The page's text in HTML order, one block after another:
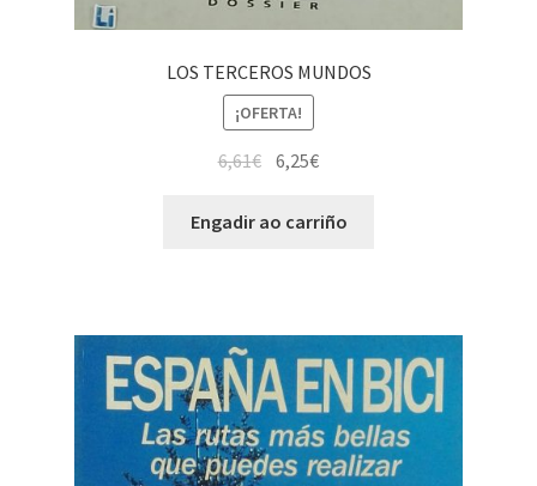
LOS TERCEROS MUNDOS
¡OFERTA!
6,61€ 6,25€
Engadir ao carriño